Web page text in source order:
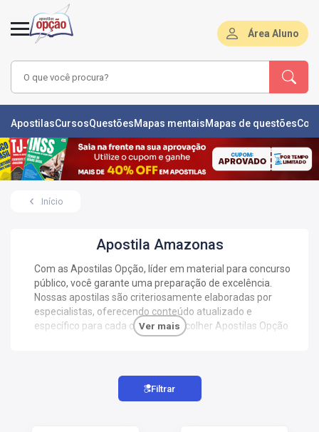
Área Aluno
ApostilasCursosQuestõesMapas mentaisMapas de questões
Início
Apostila Amazonas
Com as Apostilas Opção, líder em material para concurso
público, você garante uma preparação de excelência.
Nossas apostilas são criteriosamente elaboradas por
especialistas, oferecendo conteúdo atualizado e
específico para cada concurso. Escolher Apostilas Opção
significa investir em um estudo direcionado e eficaz,
Ver mais
Filtrar